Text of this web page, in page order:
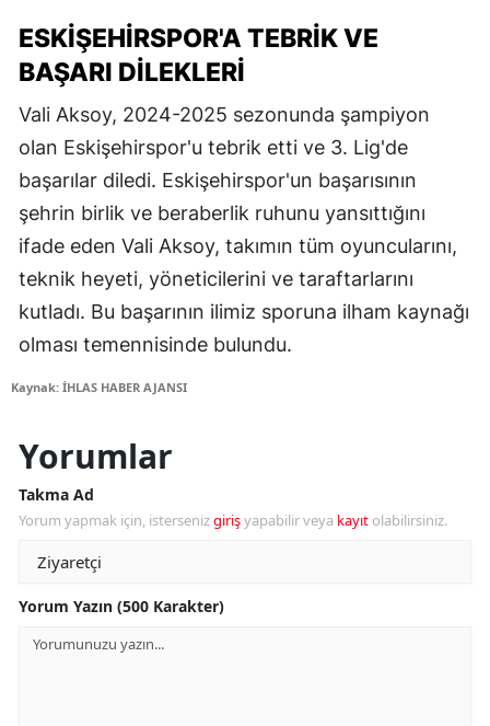
ESKIŞEHIRSPOR'A TEBRIK VE
BAŞARI DILEKLERI
Vali Aksoy, 2024-2025 sezonunda şampiyon
olan Eskişehirspor'u tebrik etti ve 3. Lig'de
başarılar diledi. Eskişehirspor'un başarısının
şehrin birlik ve beraberlik ruhunu yansıttığını
ifade eden Vali Aksoy, takımın tüm oyuncularını,
teknik heyeti, yöneticilerini ve taraftarlarını
kutladı. Bu başarının ilimiz sporuna ilham kaynağı
olması temennisinde bulundu.
Kaynak: İHLAS HABER AJANSI
Yorumlar
Takma Ad
Yorum yapmak için, istersenizgirişyapabilir veya kayıt olabilirsiniz.
Yorum Yazın (500 Karakter)